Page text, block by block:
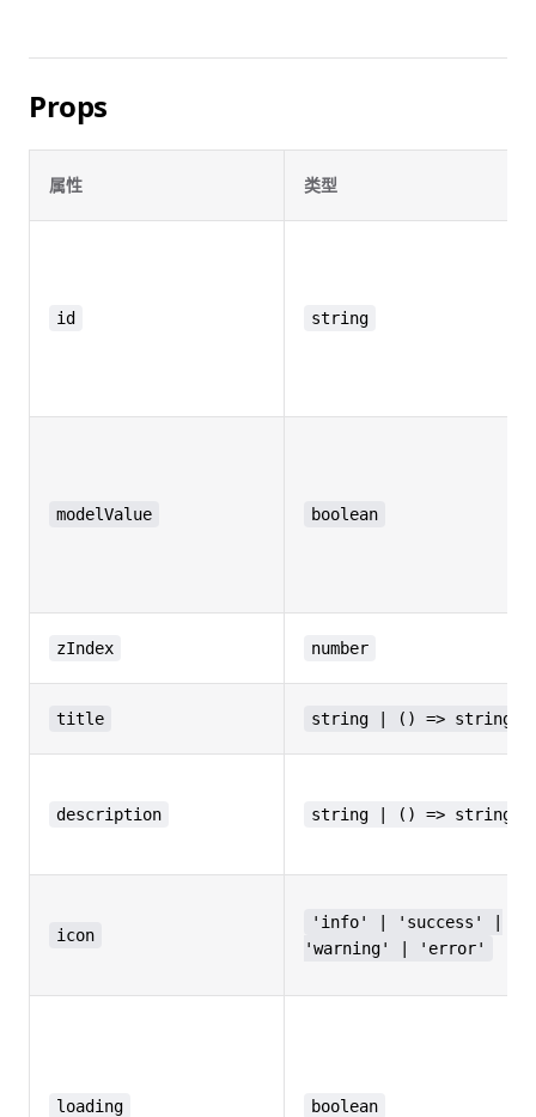
Props
属性 类型
id string
modelValue boolean
zIndex number
title string | () => string
description string | () => string
icon
'info' | 'success' |
'warning' | 'error'
loading boolean